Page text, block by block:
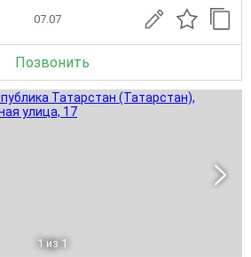
07.07
Позвонить
1 из 1